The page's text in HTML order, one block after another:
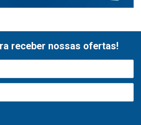
receber nossas ofertas!